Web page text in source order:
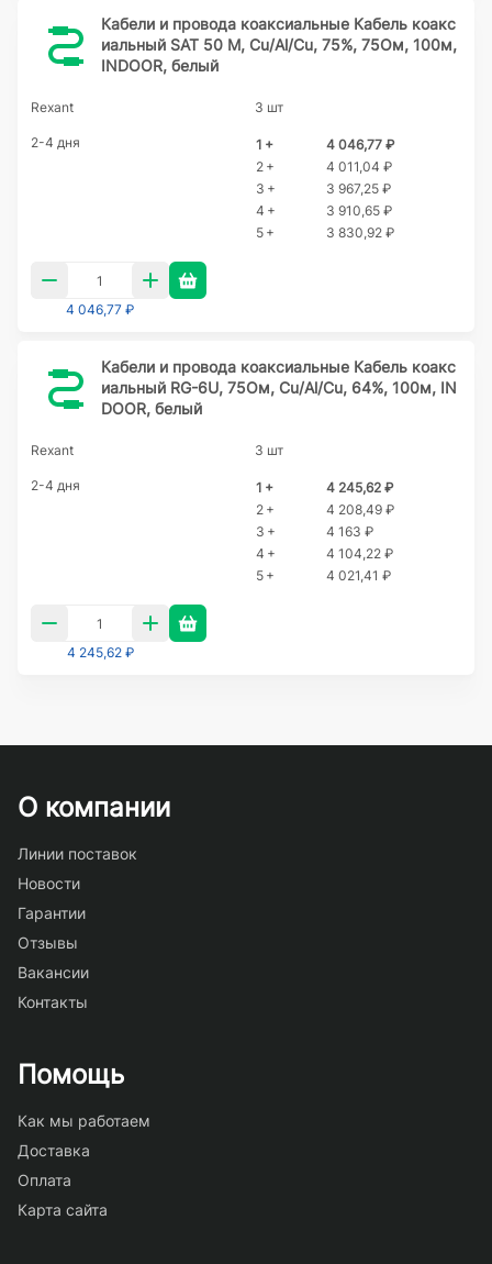
Кабели и провода коаксиальные Кабель коакс
иальный SAT 50 M, Cu/Al/Cu, 75%, 75Ом, 100м,
INDOOR, белый
Rexant 3 шт
2-4 дня 1 +
4 046,77 ₽
2 +
4 011,04 ₽
3 +
3 967,25 ₽
4 +
3 910,65 ₽
5 +
3 830,92 ₽
4 046,77 ₽
Кабели и провода коаксиальные Кабель коакс
иальный RG-6U, 75Ом, Cu/Al/Cu, 64%, 100м, IN
DOOR, белый
Rexant 3 шт
2-4 дня 1 +
4 245,62 ₽
2 +
4 208,49 ₽
3 +
4 163 ₽
4 +
4 104,22 ₽
5 +
4 021,41 ₽
4 245,62 ₽
О компании
Линии поставок
Новости
Гарантии
Отзывы
Вакансии
Контакты
Помощь
Как мы работаем
Доставка
Оплата
Карта сайта